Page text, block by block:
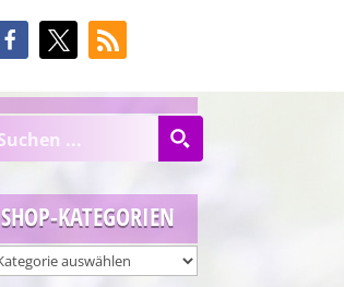
SHOP-KATEGORIEN